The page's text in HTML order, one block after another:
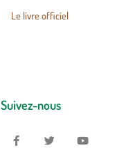
Le livre officiel
Suivez-nous